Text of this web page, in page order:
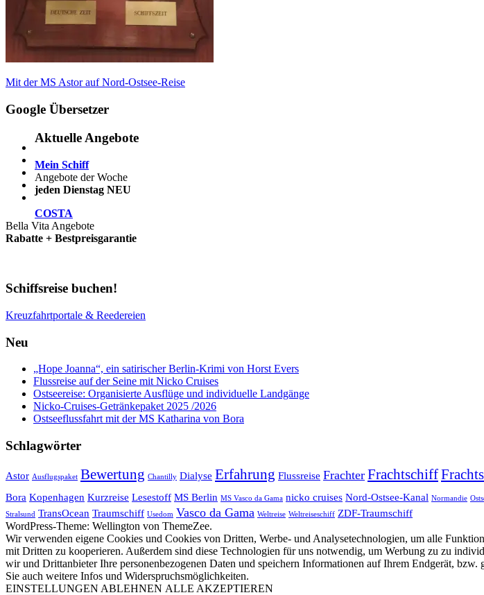
Beitragsnavigation
Vorheriger
Mit der MS Astor auf Nord-Ostsee-Reise
Google Übersetzer
Aktuelle Angebote
Mein Schiff
Angebote der Woche
jeden Dienstag NEU
COSTA
Bella Vita Angebote
Rabatte + Bestpreisgarantie
Schiffsreise buchen!
Kreuzfahrtportale & Reedereien
Neu
„Hope Joanna“, ein satirischer Berlin-Krimi von Horst Evers
Flussreise auf der Seine mit Nicko Cruises
Ostseereise: Organisierte Ausflüge und individuelle Landgänge
Nicko-Cruises-Getränkepaket 2025 /2026
Ostseeflussfahrt mit der MS Katharina von Bora
Schlagwörter
Astor Ausflugspaket Bewertung Chantilly Dialyse Erfahrung Flussreise Frachter Frachtschiff
Bora Kopenhagen Kurzreise Lesestoff MS Berlin MS Vasco da Gama nicko cruises Nord-Ostsee-Kanal Normandie
Stralsund TransOcean Traumschiff Usedom Vasco da Gama Weltreise Weltreiseschiff ZDF-Traumschiff
WordPress-Theme: Wellington von ThemeZee.
Wir verwenden eigene Cookies und Cookies von Dritten, Werbe- und Analysetechnologien, um alle
mit Dritten zu kooperieren. Außerdem sind diese Technologien für uns notwendig, um Werbung zu zu
wir und Drittanbieter Ihre personenbezogenen Daten und speichern Informationen auf Ihrem Endgerät, bzw.
Sie auch weitere Infos und Widerspruchsmöglichkeiten.
EINSTELLUNGEN ABLEHNEN ALLE AKZEPTIEREN